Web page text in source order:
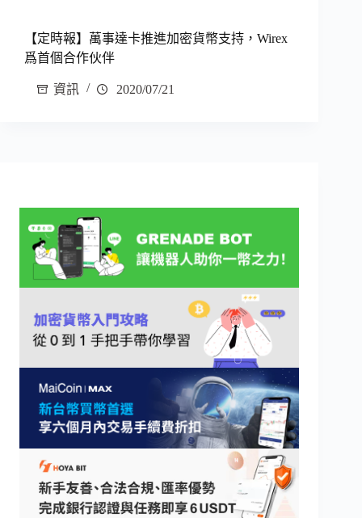
【定時報】萬事達卡推進加密貨幣支持，Wirex
爲首個合作伙伴
資訊 2020/07/21